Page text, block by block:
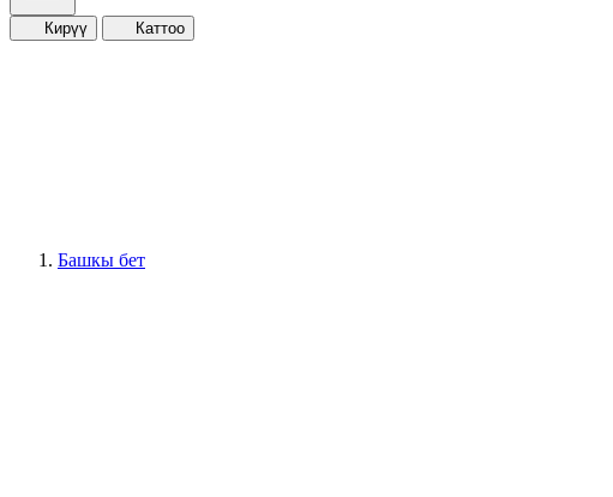
Кирүү Каттоо
Башкы бет